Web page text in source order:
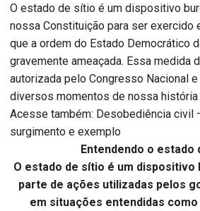
O estado de sítio é um dispositivo
nossa Constituição para ser exercido
que a ordem do Estado Democrático
gravemente ameaçada. Essa medida
autorizada pelo Congresso Nacional
diversos momentos de nossa história
Acesse também: Desobediência civil
surgimento e exemplo
Entendendo o estado
O estado de sítio é um
parte de ações utilizadas pelos
em situações entendidas